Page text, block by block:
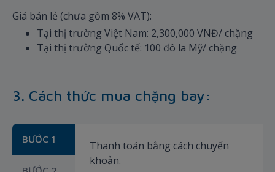
Giá bán lẻ (chưa gồm 8% VAT):
Tại thị trường Việt Nam: 2,300,000 VNĐ/ chặng
Tại thị trường Quốc tế: 100 đô la Mỹ/ chặng
3. Cách thức mua chặng bay:
BƯỚC 1
Thanh toán bằng cách chuyển
khoản.